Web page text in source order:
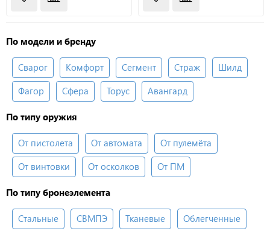
По модели и бренду
Сварог Комфорт Сегмент Страж
Шилд
Фагор
Сфера Торус Авангард
По типу оружия
От пистолета От автомата
От пулемёта
От винтовки
От осколков От ПМ
По типу бронеэлемента
Стальные СВМПЭ Тканевые Облегченные